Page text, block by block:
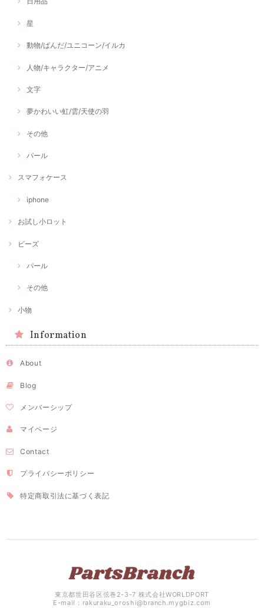
星
動物/ぱんだ/ユニコーン/イルカ
人物/キャラクター/アニメ
文字
夢かわいい虹/雲/天使の羽
その他
パール
スマフォケース
iphone
お試し小ロット
ビーズ
パール
その他
小物
Information
About
Blog
メンバーシップ
マイページ
Contact
プライバシーポリシー
特定商取引法に基づく表記
東京都世田谷区弦巻2-3-7 株式会社WORLDPORT
E-mail： rakuraku_oroshi@branch.mygbiz.com